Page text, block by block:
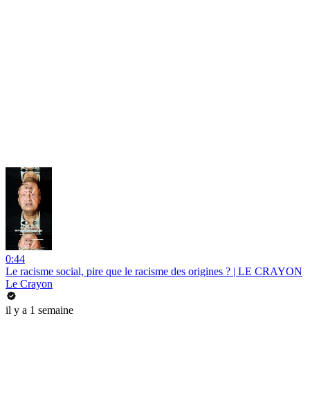
0:44
Le racisme social, pire que le racisme des origines ? | LE CRAYON
Le Crayon
il y a 1 semaine